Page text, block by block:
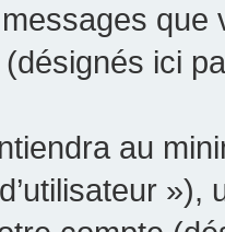
que
(désignés ici
au